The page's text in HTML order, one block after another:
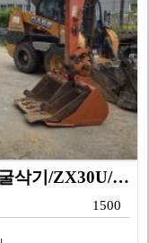
히다치/굴삭기/히다치 3톤 미니굴삭기/ZX30U/201…
1500